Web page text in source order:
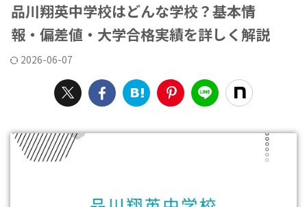
品川翔英中学校はどんな学校？基本情
報・偏差値・大学合格実績を詳しく解説
2026-06-07